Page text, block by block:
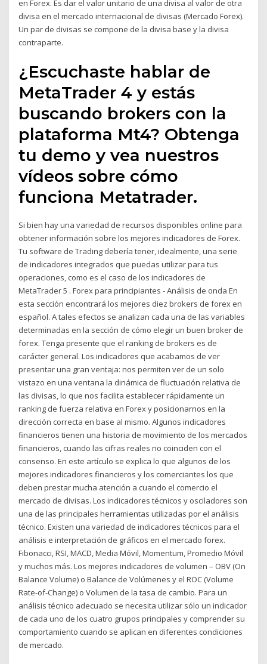
en Forex. Es dar el valor unitario de una divisa al valor de otra
divisa en el mercado internacional de divisas (Mercado Forex).
Un par de divisas se compone de la divisa base y la divisa
contraparte.
¿Escuchaste hablar de
MetaTrader 4 y estás
buscando brokers con la
plataforma Mt4? Obtenga
tu demo y vea nuestros
vídeos sobre cómo
funciona Metatrader.
Si bien hay una variedad de recursos disponibles online para
obtener información sobre los mejores indicadores de Forex.
Tu software de Trading debería tener, idealmente, una serie
de indicadores integrados que puedas utilizar para tus
operaciones, como es el caso de los indicadores de
MetaTrader 5 . Forex para principiantes - Análisis de onda En
esta sección encontrará los mejores diez brokers de forex en
español. A tales efectos se analizan cada una de las variables
determinadas en la sección de cómo elegir un buen broker de
forex. Tenga presente que el ranking de brokers es de
carácter general. Los indicadores que acabamos de ver
presentar una gran ventaja: nos permiten ver de un solo
vistazo en una ventana la dinámica de fluctuación relativa de
las divisas, lo que nos facilita establecer rápidamente un
ranking de fuerza relativa en Forex y posicionarnos en la
dirección correcta en base al mismo. Algunos indicadores
financieros tienen una historia de movimiento de los mercados
financieros, cuando las cifras reales no coinciden con el
consenso. En este artículo se explica lo que algunos de los
mejores indicadores financieros y los comerciantes los que
deben prestar mucha atención a cuando el comercio el
mercado de divisas. Los indicadores técnicos y osciladores son
una de las principales herramientas utilizadas por el análisis
técnico. Existen una variedad de indicadores técnicos para el
análisis e interpretación de gráficos en el mercado forex.
Fibonacci, RSI, MACD, Media Móvil, Momentum, Promedio Móvil
y muchos más. Los mejores indicadores de volumen – OBV (On
Balance Volume) o Balance de Volúmenes y el ROC (Volume
Rate-of-Change) o Volumen de la tasa de cambio. Para un
análisis técnico adecuado se necesita utilizar sólo un indicador
de cada uno de los cuatro grupos principales y comprender su
comportamiento cuando se aplican en diferentes condiciones
de mercado.